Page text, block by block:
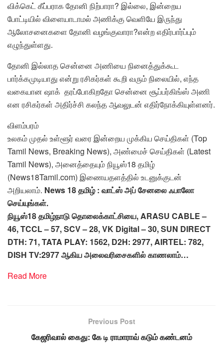
விக்கெட் கீப்பராக தோனி நிற்பாரா? இல்லை, இன்றைய
போட்டியில் விளையாடாமல் அணிக்கு வெளியே இருந்து
ஆலோசனைகளை தோனி வழங்குவாரா?என்ற எதிர்பார்ப்பும்
எழுந்துள்ளது.
தோனி இல்லாத சென்னை அணியை நினைத்துக்கூட
பார்க்கமுடியாது என்று ரசிகர்கள் கூறி வரும் நிலையில், எந்த
வகையான ஷாக் தரப்போகிறதோ சென்னை சூப்பர்கிங்ஸ் அணி
என ரசிகர்கள் அதிர்ச்சி கலந்த ஆவலுடன் எதிர்நோக்கியுள்ளனர்.
விளம்பரம்
உலகம் முதல் உள்ளூர் வரை இன்றைய முக்கிய செய்திகள் (Top
Tamil News, Breaking News), அண்மைச் செய்திகள் (Latest
Tamil News), அனைத்தையும் நியூஸ்18 தமிழ்
(News18Tamil.com) இணையதளத்தில் உடனுக்குடன்
அறியலாம். News 18 தமிழ் : வாட்ஸ் அப் சேனலை ஃபாலோ
செய்யுங்கள்.
நியூஸ்18 தமிழ்நாடு தொலைக்காட்சியை, ARASU CABLE –
46, TCCL – 57, SCV – 28, VK Digital – 30, SUN DIRECT
DTH: 71, TATA PLAY: 1562, D2H: 2977, AIRTEL: 782,
DISH TV:2977 ஆகிய அலைவரிசைகளில் காணலாம்…
Read More
Previous Post
கேஜரிவால் கைது: கே டி ராமாராவ் கடும் கண்டனம்